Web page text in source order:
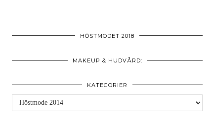
HÖSTMODET 2018
MAKEUP & HUDVÅRD:
KATEGORIER
Kategorier